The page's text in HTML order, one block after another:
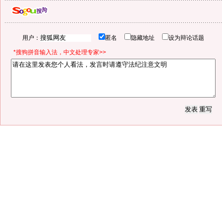
用户： 匿名 隐藏地址 设为辩论话题
*搜狗拼音输入法，中文处理专家>>